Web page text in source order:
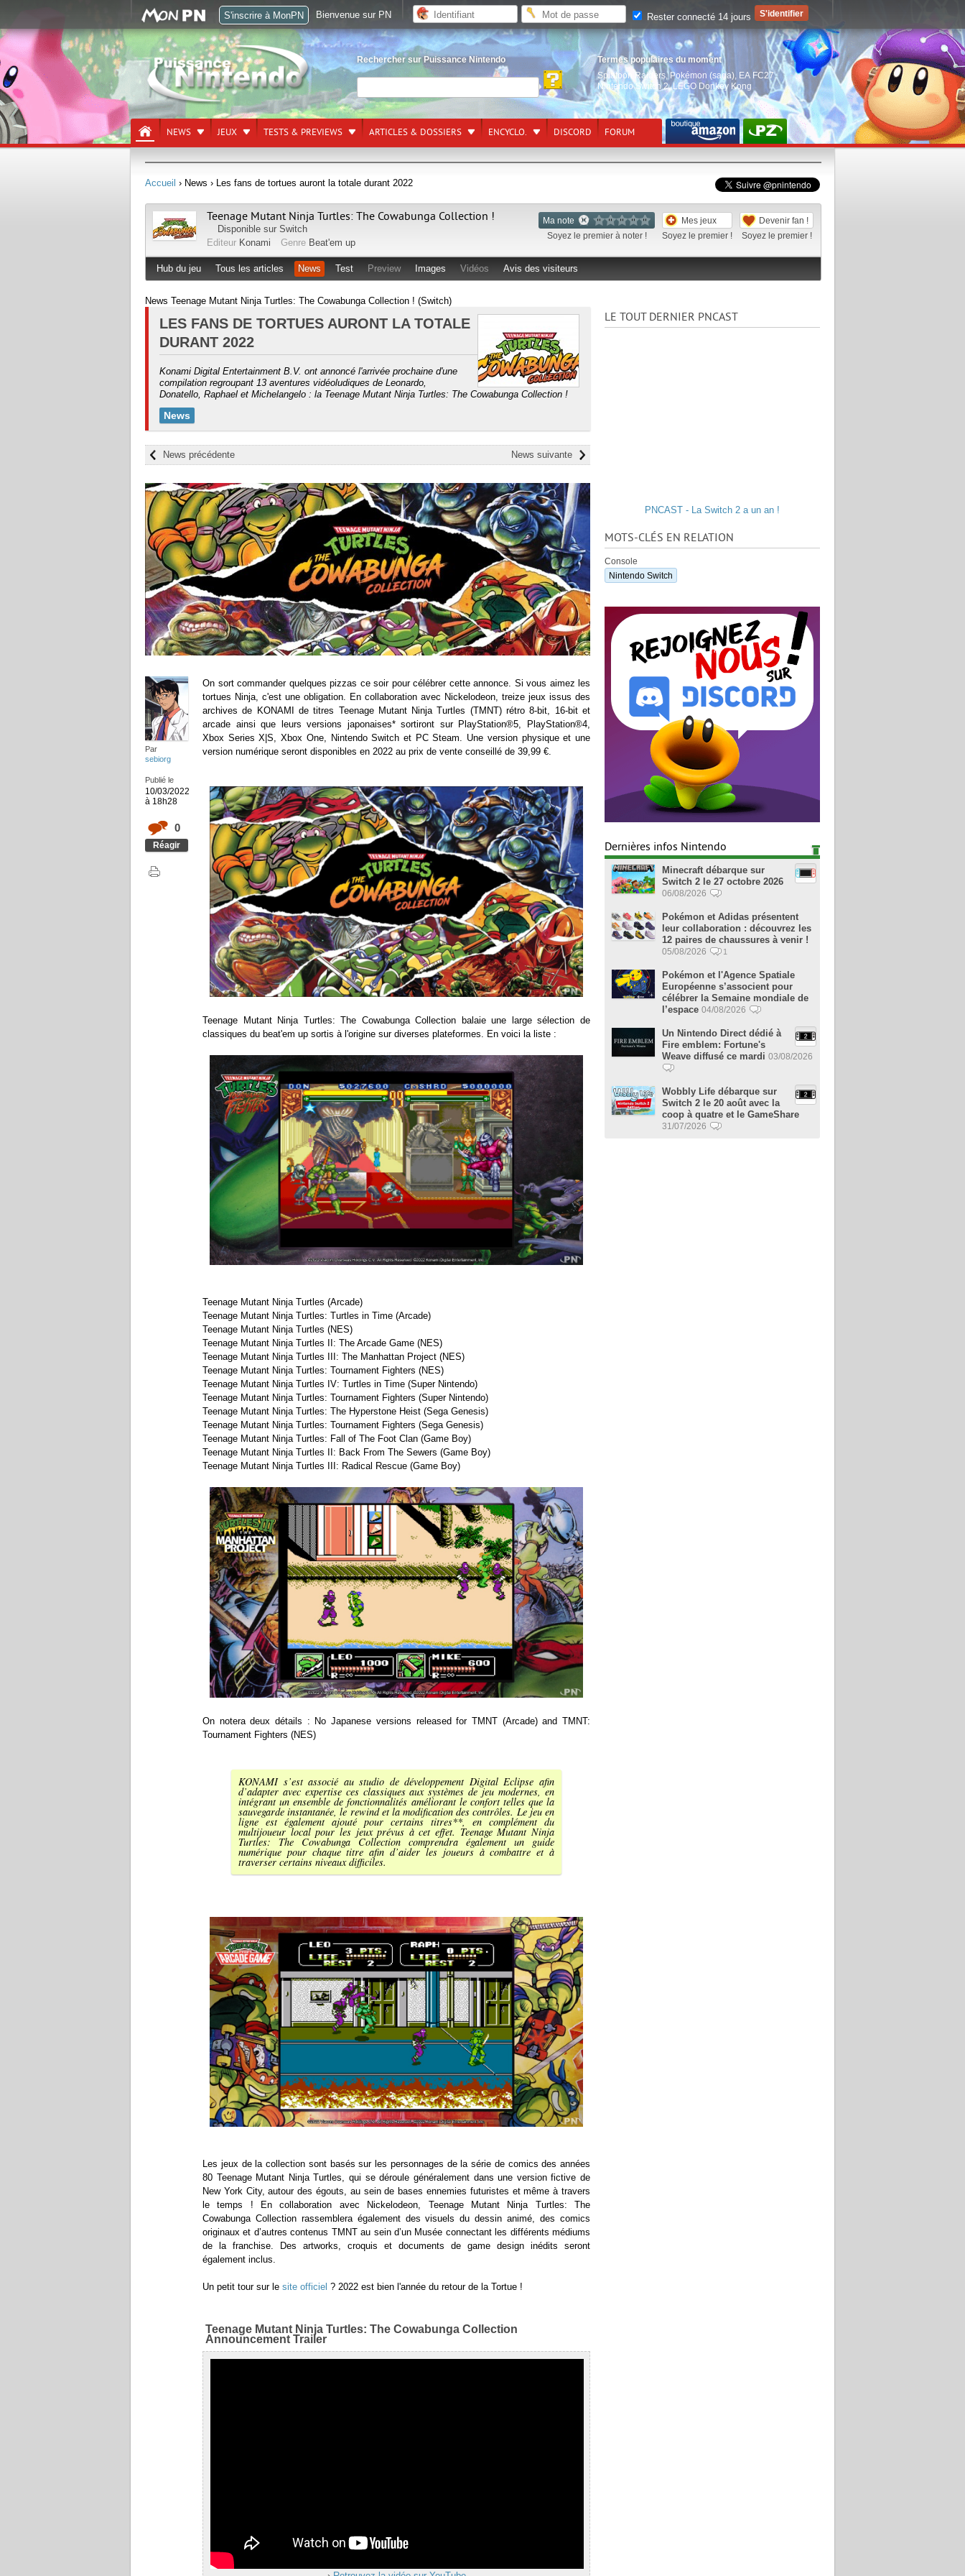
Rechercher sur Puissance Nintendo
Termes populaires du moment
Splatoon Raiders, Pokémon (saga) EA FC27,
Nintendo Switch 2,LEGO Donkey Kong
NEWS JEUX TESTS & PREVIEWS ARTICLES & DOSSIERS ENCYCLO. DISCORD FORUM
Accueil › News › Les fans de tortues auront la totale durant 2022
Ma note
Soyez le premier à noter !
Mes jeux
Soyez le premier !
Devenir fan !
Soyez le premier !
Teenage Mutant Ninja Turtles: The Cowabunga Collection !
Disponible sur Switch
Editeur Konami Genre Beat'em up
Hub du jeu Tous les articles News Test Preview Images Vidéos Avis des visiteurs
News Teenage Mutant Ninja Turtles: The Cowabunga Collection ! (Switch)
LES FANS DE TORTUES AURONT LA TOTALE
DURANT 2022
Konami Digital Entertainment B.V. ont annoncé l'arrivée prochaine d'une
compilation regroupant 13 aventures vidéoludiques de Leonardo,
Donatello, Raphael et Michelangelo : la Teenage Mutant Ninja Turtles: The Cowabunga Collection !
News
News suivante
News précédente
Par
sebiorg
Publié le
10/03/2022
à 18h28
0
Réagir
On sort commander quelques pizzas ce soir pour célébrer cette annonce. Si vous aimez les
tortues Ninja, c'est une obligation. En collaboration avec Nickelodeon, treize jeux issus des
archives de KONAMI de titres Teenage Mutant Ninja Turtles (TMNT) rétro 8-bit, 16-bit et
arcade ainsi que leurs versions japonaises* sortiront sur PlayStation®5, PlayStation®4,
Xbox Series X|S, Xbox One, Nintendo Switch et PC Steam. Une version physique et une
version numérique seront disponibles en 2022 au prix de vente conseillé de 39,99 €.
Teenage Mutant Ninja Turtles: The Cowabunga Collection balaie une large sélection de
classiques du beat'em up sortis à l'origine sur diverses plateformes. En voici la liste :
Teenage Mutant Ninja Turtles (Arcade)
Teenage Mutant Ninja Turtles: Turtles in Time (Arcade)
Teenage Mutant Ninja Turtles (NES)
Teenage Mutant Ninja Turtles II: The Arcade Game (NES)
Teenage Mutant Ninja Turtles III: The Manhattan Project (NES)
Teenage Mutant Ninja Turtles: Tournament Fighters (NES)
Teenage Mutant Ninja Turtles IV: Turtles in Time (Super Nintendo)
Teenage Mutant Ninja Turtles: Tournament Fighters (Super Nintendo)
Teenage Mutant Ninja Turtles: The Hyperstone Heist (Sega Genesis)
Teenage Mutant Ninja Turtles: Tournament Fighters (Sega Genesis)
Teenage Mutant Ninja Turtles: Fall of The Foot Clan (Game Boy)
Teenage Mutant Ninja Turtles II: Back From The Sewers (Game Boy)
Teenage Mutant Ninja Turtles III: Radical Rescue (Game Boy)
On notera deux détails : No Japanese versions released for TMNT (Arcade) and TMNT:
Tournament Fighters (NES)
KONAMI s’est associé au studio de développement Digital Eclipse afin
d’adapter avec expertise ces classiques aux systèmes de jeu modernes, en
intégrant un ensemble de fonctionnalités améliorant le confort telles que la
sauvegarde instantanée, le rewind et la modification des contrôles. Le jeu en
ligne est également ajouté pour certains titres**, en complément du
multijoueur local pour les jeux prévus à cet effet. Teenage Mutant Ninja
Turtles: The Cowabunga Collection comprendra également un guide
numérique pour chaque titre afin d’aider les joueurs à combattre et à
traverser certains niveaux difficiles.
Les jeux de la collection sont basés sur les personnages de la série de comics des années
80 Teenage Mutant Ninja Turtles, qui se déroule généralement dans une version fictive de
New York City, autour des égouts, au sein de bases ennemies futuristes et même à travers
le temps ! En collaboration avec Nickelodeon, Teenage Mutant Ninja Turtles: The
Cowabunga Collection rassemblera également des visuels du dessin animé, des comics
originaux et d’autres contenus TMNT au sein d’un Musée connectant les différents médiums
de la franchise. Des artworks, croquis et documents de game design inédits seront
également inclus.
Un petit tour sur le site officiel ? 2022 est bien l'année du retour de la Tortue !
Teenage Mutant Ninja Turtles: The Cowabunga Collection
Announcement Trailer
LE TOUT DERNIER PNCAST
PNCAST - La Switch 2 a un an !
MOTS-CLÉS EN RELATION
Console
Nintendo Switch
Dernières infos Nintendo
Minecraft débarque sur
Switch 2 le 27 octobre 2026
06/08/2026
Pokémon et Adidas présentent
leur collaboration : découvrez les
12 paires de chaussures à venir !
05/08/2026 1
Pokémon et l'Agence Spatiale
Européenne s’associent pour
célébrer la Semaine mondiale de
l’espace 04/08/2026
Un Nintendo Direct dédié à
Fire emblem: Fortune's
Weave diffusé ce mardi 03/08/2026
Wobbly Life débarque sur
Switch 2 le 20 août avec la
coop à quatre et le GameShare
31/07/2026
S'inscrire à MonPN Bienvenue sur PN Rester connecté 14 jours